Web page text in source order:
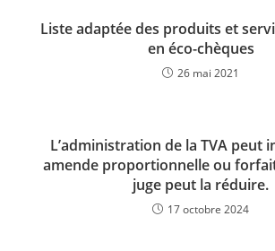
Liste adaptée des produits et
en éco-chèques
26 mai 2021
L’administration de la TVA peut
amende proportionnelle ou
juge peut la réduire.
17 octobre 2024